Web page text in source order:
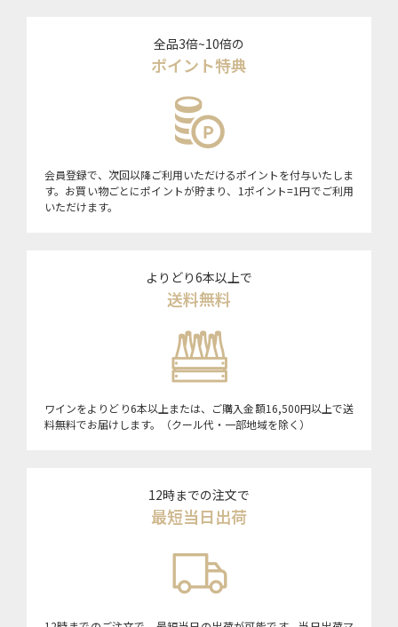
全品3倍~10倍の
ポイント特典
会員登録で、次回以降ご利用いただけるポイントを付与いたしま
す。お買い物ごとにポイントが貯まり、1ポイント=1円でご利用
いただけます。
よりどり6本以上で
送料無料
ワインをよりどり6本以上または、ご購入金額16,500円以上で送
料無料でお届けします。（クール代・一部地域を除く）
12時までの注文で
最短当日出荷